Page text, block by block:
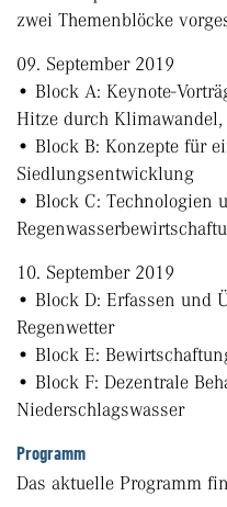
zwei Themenblöcke
09. September 2019
• Block A: Keynote-
Hitze durch
• Block B: Konzepte für
Siedlungsentwicklung
• Block C: Technologien
10. September 2019
• Block D: Erfassen und
Regenwetter
• Block E:
• Block F: Dezentrale
Niederschlagswasser
Programm
Das aktuelle Programm